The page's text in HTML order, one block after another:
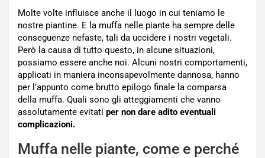
Molte volte influisce anche il luogo in cui teniamo le
nostre piantine. E la muffa nelle piante ha sempre delle
conseguenze nefaste, tali da uccidere i nostri vegetali.
Però la causa di tutto questo, in alcune situazioni,
possiamo essere anche noi. Alcuni nostri comportamenti,
applicati in maniera inconsapevolmente dannosa, hanno
per l’appunto come brutto epilogo finale la comparsa
della muffa. Quali sono gli atteggiamenti che vanno
assolutamente evitati per non dare adito eventuali
complicazioni.
Muffa nelle piante, come e perché